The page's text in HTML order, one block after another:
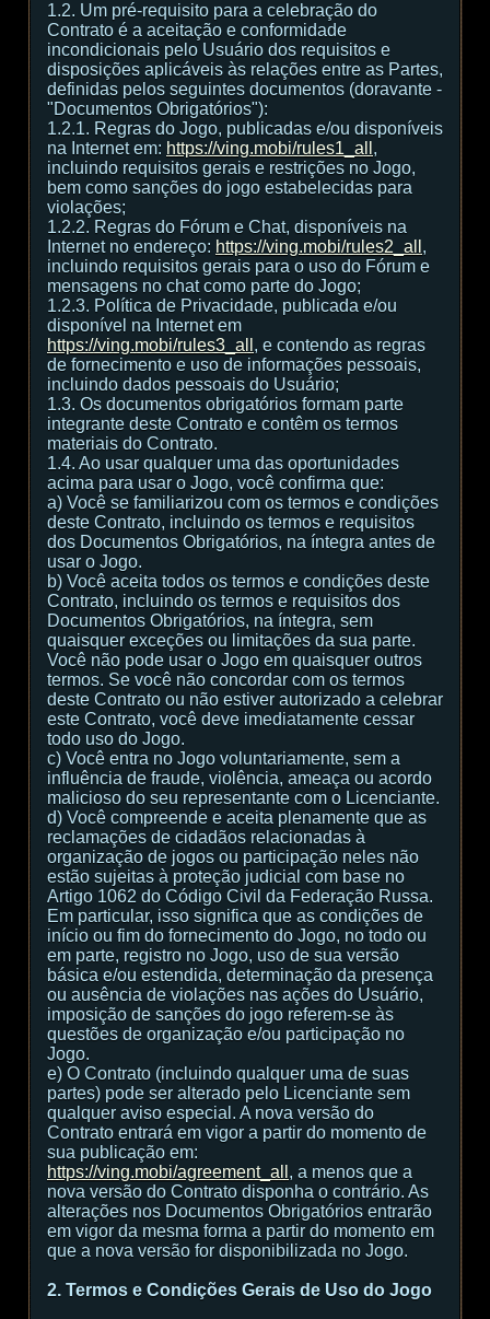
1.2. Um pré-requisito para a celebração do
Contrato é a aceitação e conformidade
incondicionais pelo Usuário dos requisitos e
disposições aplicáveis às relações entre as Partes,
definidas pelos seguintes documentos (doravante -
"Documentos Obrigatórios"):
1.2.1. Regras do Jogo, publicadas e/ou disponíveis
na Internet em: https://ving.mobi/rules1_all ,
incluindo requisitos gerais e restrições no Jogo,
bem como sanções do jogo estabelecidas para
violações;
1.2.2. Regras do Fórum e Chat, disponíveis na
Internet no endereço: https://ving.mobi/rules2_all ,
incluindo requisitos gerais para o uso do Fórum e
mensagens no chat como parte do Jogo;
1.2.3. Política de Privacidade, publicada e/ou
disponível na Internet em
https://ving.mobi/rules3_all , e contendo as regras
de fornecimento e uso de informações pessoais,
incluindo dados pessoais do Usuário;
1.3. Os documentos obrigatórios formam parte
integrante deste Contrato e contêm os termos
materiais do Contrato.
1.4. Ao usar qualquer uma das oportunidades
acima para usar o Jogo, você confirma que:
а) Você se familiarizou com os termos e condições
deste Contrato, incluindo os termos e requisitos
dos Documentos Obrigatórios, na íntegra antes de
usar o Jogo.
b) Você aceita todos os termos e condições deste
Contrato, incluindo os termos e requisitos dos
Documentos Obrigatórios, na íntegra, sem
quaisquer exceções ou limitações da sua parte.
Você não pode usar o Jogo em quaisquer outros
termos. Se você não concordar com os termos
deste Contrato ou não estiver autorizado a celebrar
este Contrato, você deve imediatamente cessar
todo uso do Jogo.
c) Você entra no Jogo voluntariamente, sem a
influência de fraude, violência, ameaça ou acordo
malicioso do seu representante com o Licenciante.
d) Você compreende e aceita plenamente que as
reclamações de cidadãos relacionadas à
organização de jogos ou participação neles não
estão sujeitas à proteção judicial com base no
Artigo 1062 do Código Civil da Federação Russa.
Em particular, isso significa que as condições de
início ou fim do fornecimento do Jogo, no todo ou
em parte, registro no Jogo, uso de sua versão
básica e/ou estendida, determinação da presença
ou ausência de violações nas ações do Usuário,
imposição de sanções do jogo referem-se às
questões de organização e/ou participação no
Jogo.
e) O Contrato (incluindo qualquer uma de suas
partes) pode ser alterado pelo Licenciante sem
qualquer aviso especial. A nova versão do
Contrato entrará em vigor a partir do momento de
sua publicação em:
https://ving.mobi/agreement_all , a menos que a
nova versão do Contrato disponha o contrário. As
alterações nos Documentos Obrigatórios entrarão
em vigor da mesma forma a partir do momento em
que a nova versão for disponibilizada no Jogo.
2. Termos e Condições Gerais de Uso do Jogo